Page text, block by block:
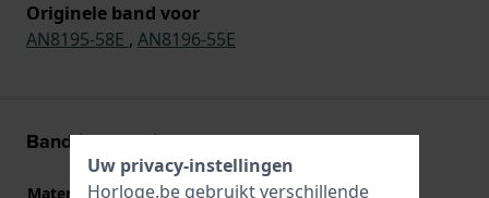
Originele band voor
AN8195-58E , AN8196-55E
Band informatie
Materiaal Band
Roestvrij staal
Uw privacy-instellingen
Horloge.be gebruikt verschillende